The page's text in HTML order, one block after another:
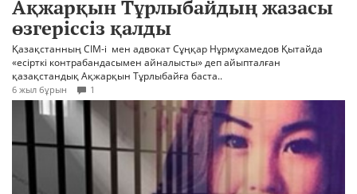
Ақжарқын Тұрлыбайдың жазасы
өзгеріссіз қалды
Қазақстанның СІМ-і мен адвокат Сұңқар Нұрмұхамедов Қытайда
«есірткі контрабандасымен айналысты» деп айыпталған
қазақстандық Ақжарқын Тұрлыбайға баста..
6 жыл бұрын 1